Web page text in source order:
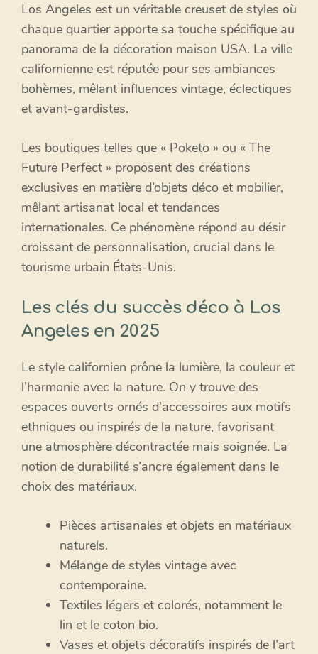
Los Angeles est un véritable creuset de styles où
chaque quartier apporte sa touche spécifique au
panorama de la décoration maison USA. La ville
californienne est réputée pour ses ambiances
bohèmes, mêlant influences vintage, éclectiques
et avant-gardistes.
Les boutiques telles que « Poketo » ou « The
Future Perfect » proposent des créations
exclusives en matière d’objets déco et mobilier,
mêlant artisanat local et tendances
internationales. Ce phénomène répond au désir
croissant de personnalisation, crucial dans le
tourisme urbain États-Unis.
Les clés du succès déco à Los
Angeles en 2025
Le style californien prône la lumière, la couleur et
l’harmonie avec la nature. On y trouve des
espaces ouverts ornés d’accessoires aux motifs
ethniques ou inspirés de la nature, favorisant
une atmosphère décontractée mais soignée. La
notion de durabilité s’ancre également dans le
choix des matériaux.
Pièces artisanales et objets en matériaux
naturels.
Mélange de styles vintage avec
contemporaine.
Textiles légers et colorés, notamment le
lin et le coton bio.
Vases et objets décoratifs inspirés de l’art